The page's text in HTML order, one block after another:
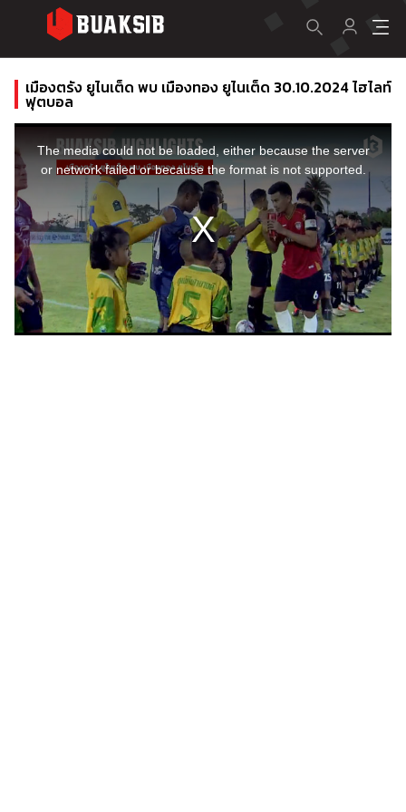
เมืองตรัง ยูไนเต็ด พบ เมืองทอง ยูไนเต็ด 30.10.2024 ไฮไลท์
ฟุตบอล
This
modal
window.
The media could not be loaded, either because the server
or network failed or because the format is not supported.